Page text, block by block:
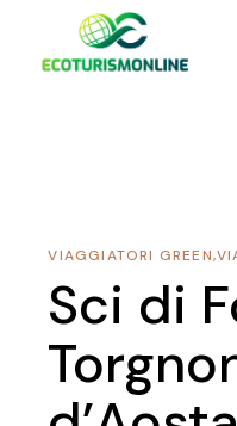
,
VIAGGIATORI GREEN
Sci di